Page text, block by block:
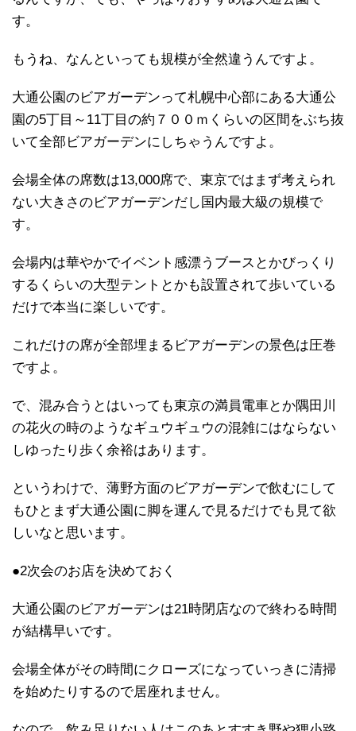
す。
もうね、なんといっても規模が全然違うんですよ。
大通公園のビアガーデンって札幌中心部にある大通公
園の5丁目～11丁目の約７００ｍくらいの区間をぶち抜
いて全部ビアガーデンにしちゃうんですよ。
会場全体の席数は13,000席で、東京ではまず考えられ
ない大きさのビアガーデンだし国内最大級の規模で
す。
会場内は華やかでイベント感漂うブースとかびっくり
するくらいの大型テントとかも設置されて歩いている
だけで本当に楽しいです。
これだけの席が全部埋まるビアガーデンの景色は圧巻
ですよ。
で、混み合うとはいっても東京の満員電車とか隅田川
の花火の時のようなギュウギュウの混雑にはならない
しゆったり歩く余裕はあります。
というわけで、薄野方面のビアガーデンで飲むにして
もひとまず大通公園に脚を運んで見るだけでも見て欲
しいなと思います。
●2次会のお店を決めておく
大通公園のビアガーデンは21時閉店なので終わる時間
が結構早いです。
会場全体がその時間にクローズになっていっきに清掃
を始めたりするので居座れません。